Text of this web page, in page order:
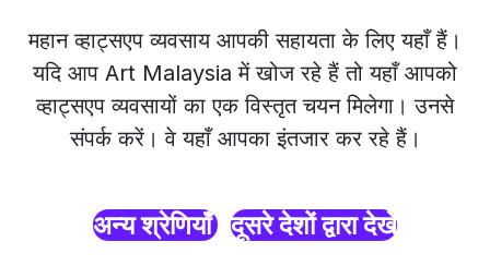
महान व्हाट्सएप व्यवसाय आपकी सहायता के लिए यहाँ हैं।
यदि आप Art Malaysia में खोज रहे हैं तो यहाँ आपको
व्हाट्सएप व्यवसायों का एक विस्तृत चयन मिलेगा। उनसे
संपर्क करें। वे यहाँ आपका इंतजार कर रहे हैं।
अन्य श्रेणियाँ दूसरे देशों द्वारा देखें